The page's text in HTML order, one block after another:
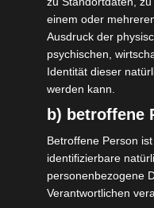
Ob da gegen
verstoßen wurde
werden könnten,
aber zunächst
Die Behörde hat
angeordnet, also
einem oder
Ausdruck der
psychischen,
Identität dieser
werden kann.
b) betroffene
Betroffene Person
identifizierbare
personenbezogene
Verantwortlichen